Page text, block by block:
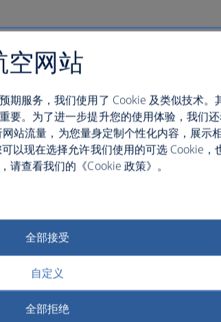
空网站
期服务，我们使用了 Cookie 及类似技术。
要。为了进一步提升您的使用体验，我们
站流量，为您量身定制个性化内容，展示
以现在选择允许我们使用的可选 Cookie，
查看我们的《Cookie 政策》。
全部接受
自定义
全部拒绝